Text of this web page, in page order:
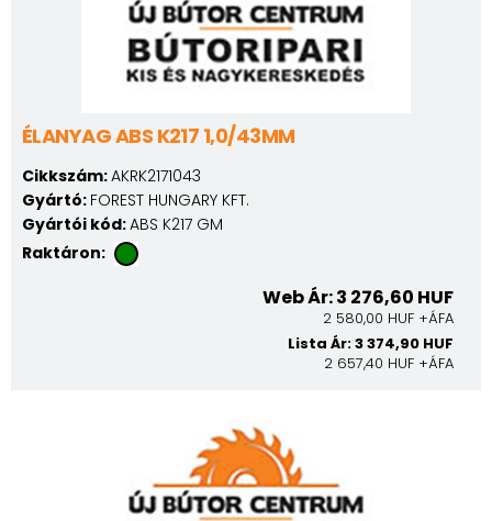
ÉLANYAG ABS K217 1,0/43MM
Cikkszám:AKRK2171043
Gyártó: FOREST HUNGARY KFT.
Gyártói kód:ABS K217 GM
Raktáron:
Web Ár: 3 276,60 HUF
2 580,00 HUF +ÁFA
Lista Ár: 3 374,90 HUF
2 657,40 HUF +ÁFA